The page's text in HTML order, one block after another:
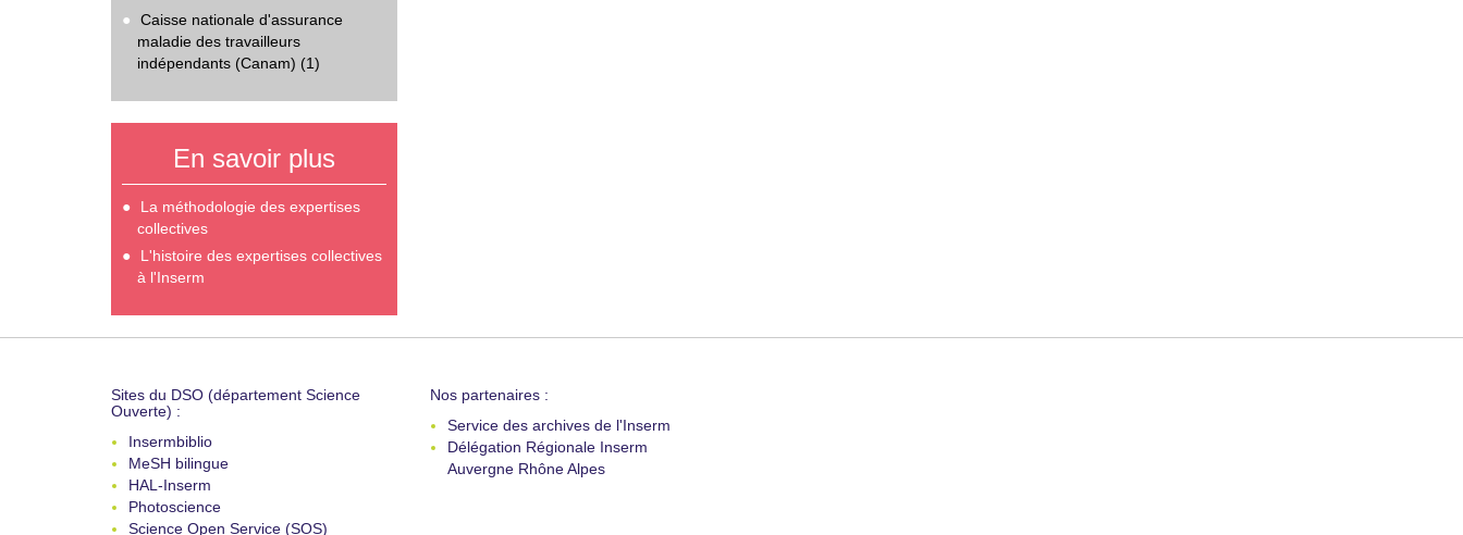
Caisse nationale d'assurance
maladie des travailleurs
indépendants (Canam) (1)
En savoir plus
La méthodologie des expertises
collectives
L'histoire des expertises collectives
à l'Inserm
Sites du DSO (département Science
Ouverte) :
Insermbiblio
MeSH bilingue
HAL-Inserm
Photoscience
Science Open Service (SOS)
Nos partenaires :
Service des archives de l'Inserm
Délégation Régionale Inserm
Auvergne Rhône Alpes